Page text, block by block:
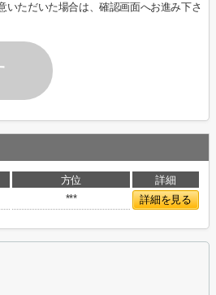
いただいた場合は、確認画面へお進み下さ
方位
詳細
*** 詳細を見る